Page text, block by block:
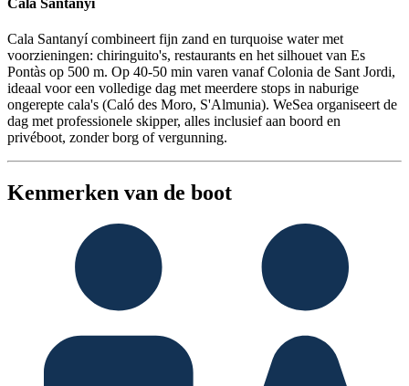
Cala Santanyí
Cala Santanyí combineert fijn zand en turquoise water met
voorzieningen: chiringuito's, restaurants en het silhouet van Es
Pontàs op 500 m. Op 40-50 min varen vanaf Colonia de Sant Jordi,
ideaal voor een volledige dag met meerdere stops in naburige
ongerepte cala's (Caló des Moro, S'Almunia). WeSea organiseert de
dag met professionele skipper, alles inclusief aan boord en
privéboot, zonder borg of vergunning.
Kenmerken van de boot